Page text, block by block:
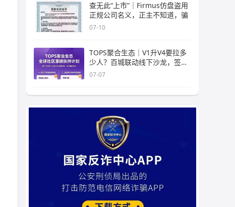
查无此“上市”｜Firmus仿盘盗用
正规公司名义，正主不知道，骗
07-10
TOPS聚合生态｜V1升V4要拉多
少人？百城联动线下沙龙，签的
是业
07-07